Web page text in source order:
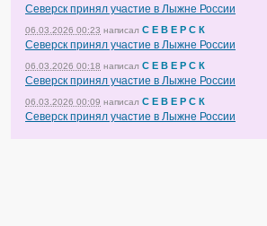
Северск принял участие в Лыжне России
06.03.2026 00:23 написал С Е В Е Р С К
Северск принял участие в Лыжне России
06.03.2026 00:18 написал С Е В Е Р С К
Северск принял участие в Лыжне России
06.03.2026 00:09 написал С Е В Е Р С К
Северск принял участие в Лыжне России